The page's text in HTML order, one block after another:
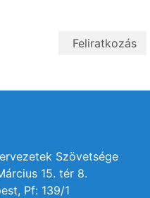
Szövetsége
15. tér 8.
Pf: 139/1